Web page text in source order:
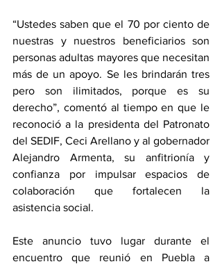
“Ustedes saben que el 70 por ciento de
nuestras y nuestros beneficiarios son
personas adultas mayores que necesitan
más de un apoyo. Se les brindarán tres
pero son ilimitados, porque es su
derecho”, comentó al tiempo en que le
reconoció a la presidenta del Patronato
del SEDIF, Ceci Arellano y al gobernador
Alejandro Armenta, su anfitrionía y
confianza por impulsar espacios de
colaboración que fortalecen la
asistencia social.
Este anuncio tuvo lugar durante el
encuentro que reunió en Puebla a